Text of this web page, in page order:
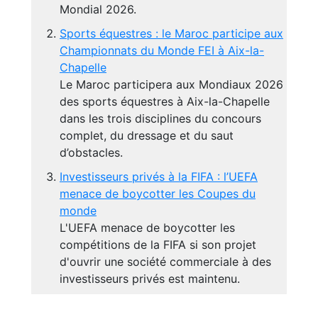
Mondial 2026.
Sports équestres : le Maroc participe aux
Championnats du Monde FEI à Aix-la-
Chapelle
Le Maroc participera aux Mondiaux 2026
des sports équestres à Aix-la-Chapelle
dans les trois disciplines du concours
complet, du dressage et du saut
d’obstacles.
Investisseurs privés à la FIFA : l’UEFA
menace de boycotter les Coupes du
monde
L'UEFA menace de boycotter les
compétitions de la FIFA si son projet
d'ouvrir une société commerciale à des
investisseurs privés est maintenu.